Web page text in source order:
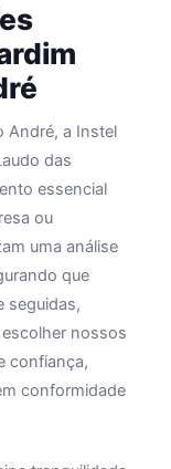
André, a Instel
das
essencial
ou
uma análise
que
seguidas,
nossos
confiança,
conformidade